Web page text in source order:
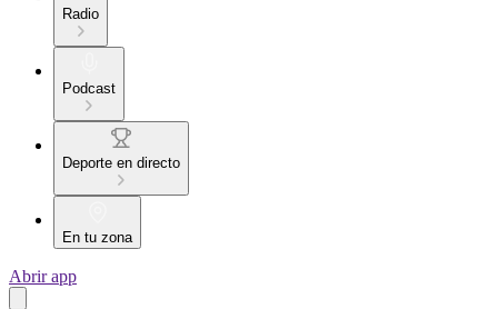
Radio
Podcast
Deporte en directo
En tu zona
Abrir app